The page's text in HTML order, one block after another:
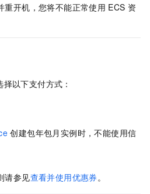
重开机，您将不能正常使用 ECS 资
以下支付方式：
创建包年包月实例时，不能使用信
请参见查看并使用优惠券 。